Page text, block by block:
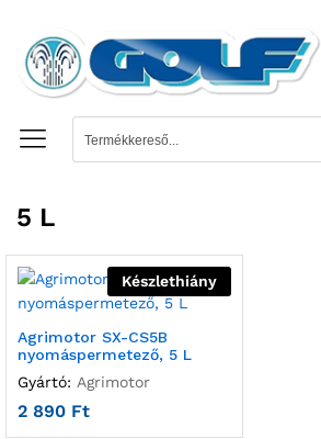
5 L
Készlethiány
Agrimotor SX-CS5B
nyomáspermetező, 5 L
Gyártó: Agrimotor
2 890 Ft